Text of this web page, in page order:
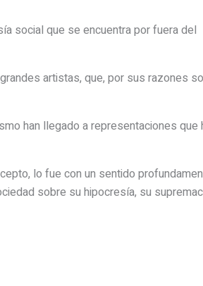
social que se encuentra por fuera del
artistas, que, por sus razones
han llegado a representaciones que
lo fue con un sentido
sobre su hipocresía, su